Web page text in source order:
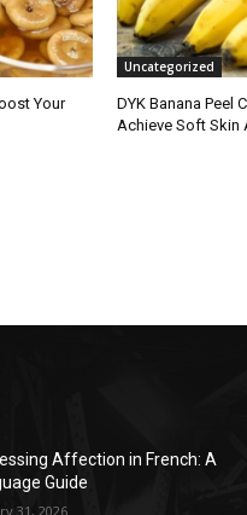
Your
Uncategorized
DYK Banana Peel
Achieve Soft Skin
Affection in French: A
Guide
31, 2026